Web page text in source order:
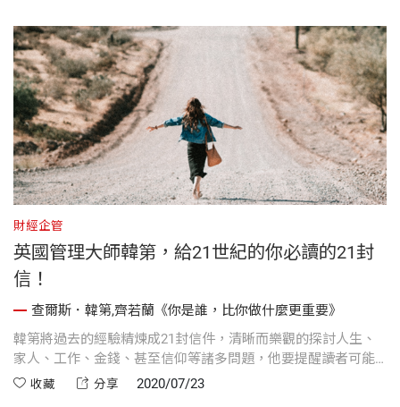
財經企管
英國管理大師韓第，給21世紀的你必讀的21封
信！
查爾斯．韓第,齊若蘭《你是誰，比你做什麼更重要》
韓第將過去的經驗精煉成21封信件，清晰而樂觀的探討人生、
家人、工作、金錢、甚至信仰等諸多問題，他要提醒讀者可能
面臨的挑戰與機會，引領讀者思考。
收藏 分享 2020/07/23